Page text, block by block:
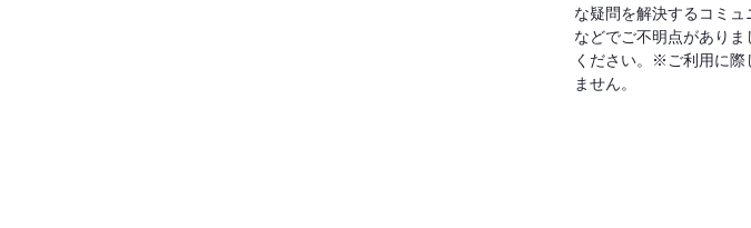
な疑問を解決するコミ
などでご不明点があり
ください。※ご利用に際
ません。